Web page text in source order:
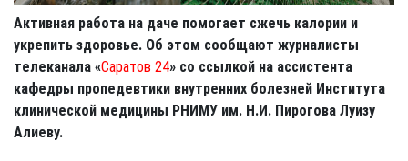
Активная работа на даче помогает сжечь калории и
укрепить здоровье. Об этом сообщают журналисты
телеканала «Саратов 24» со ссылкой на ассистента
кафедры пропедевтики внутренних болезней Института
клинической медицины РНИМУ им. Н.И. Пирогова Луизу
Алиеву.